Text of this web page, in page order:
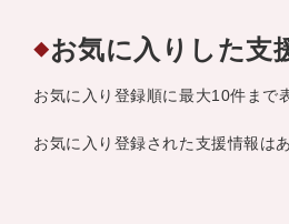
◆お気に入りした支
お気に入り登録順に最大10件まで
お気に入り登録された支援情報は